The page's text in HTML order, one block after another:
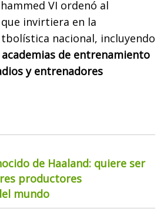
VI ordenó al
invirtiera en la
nacional, incluyendo
de entrenamiento
y entrenadores
de Haaland: quiere ser
productores
mundo